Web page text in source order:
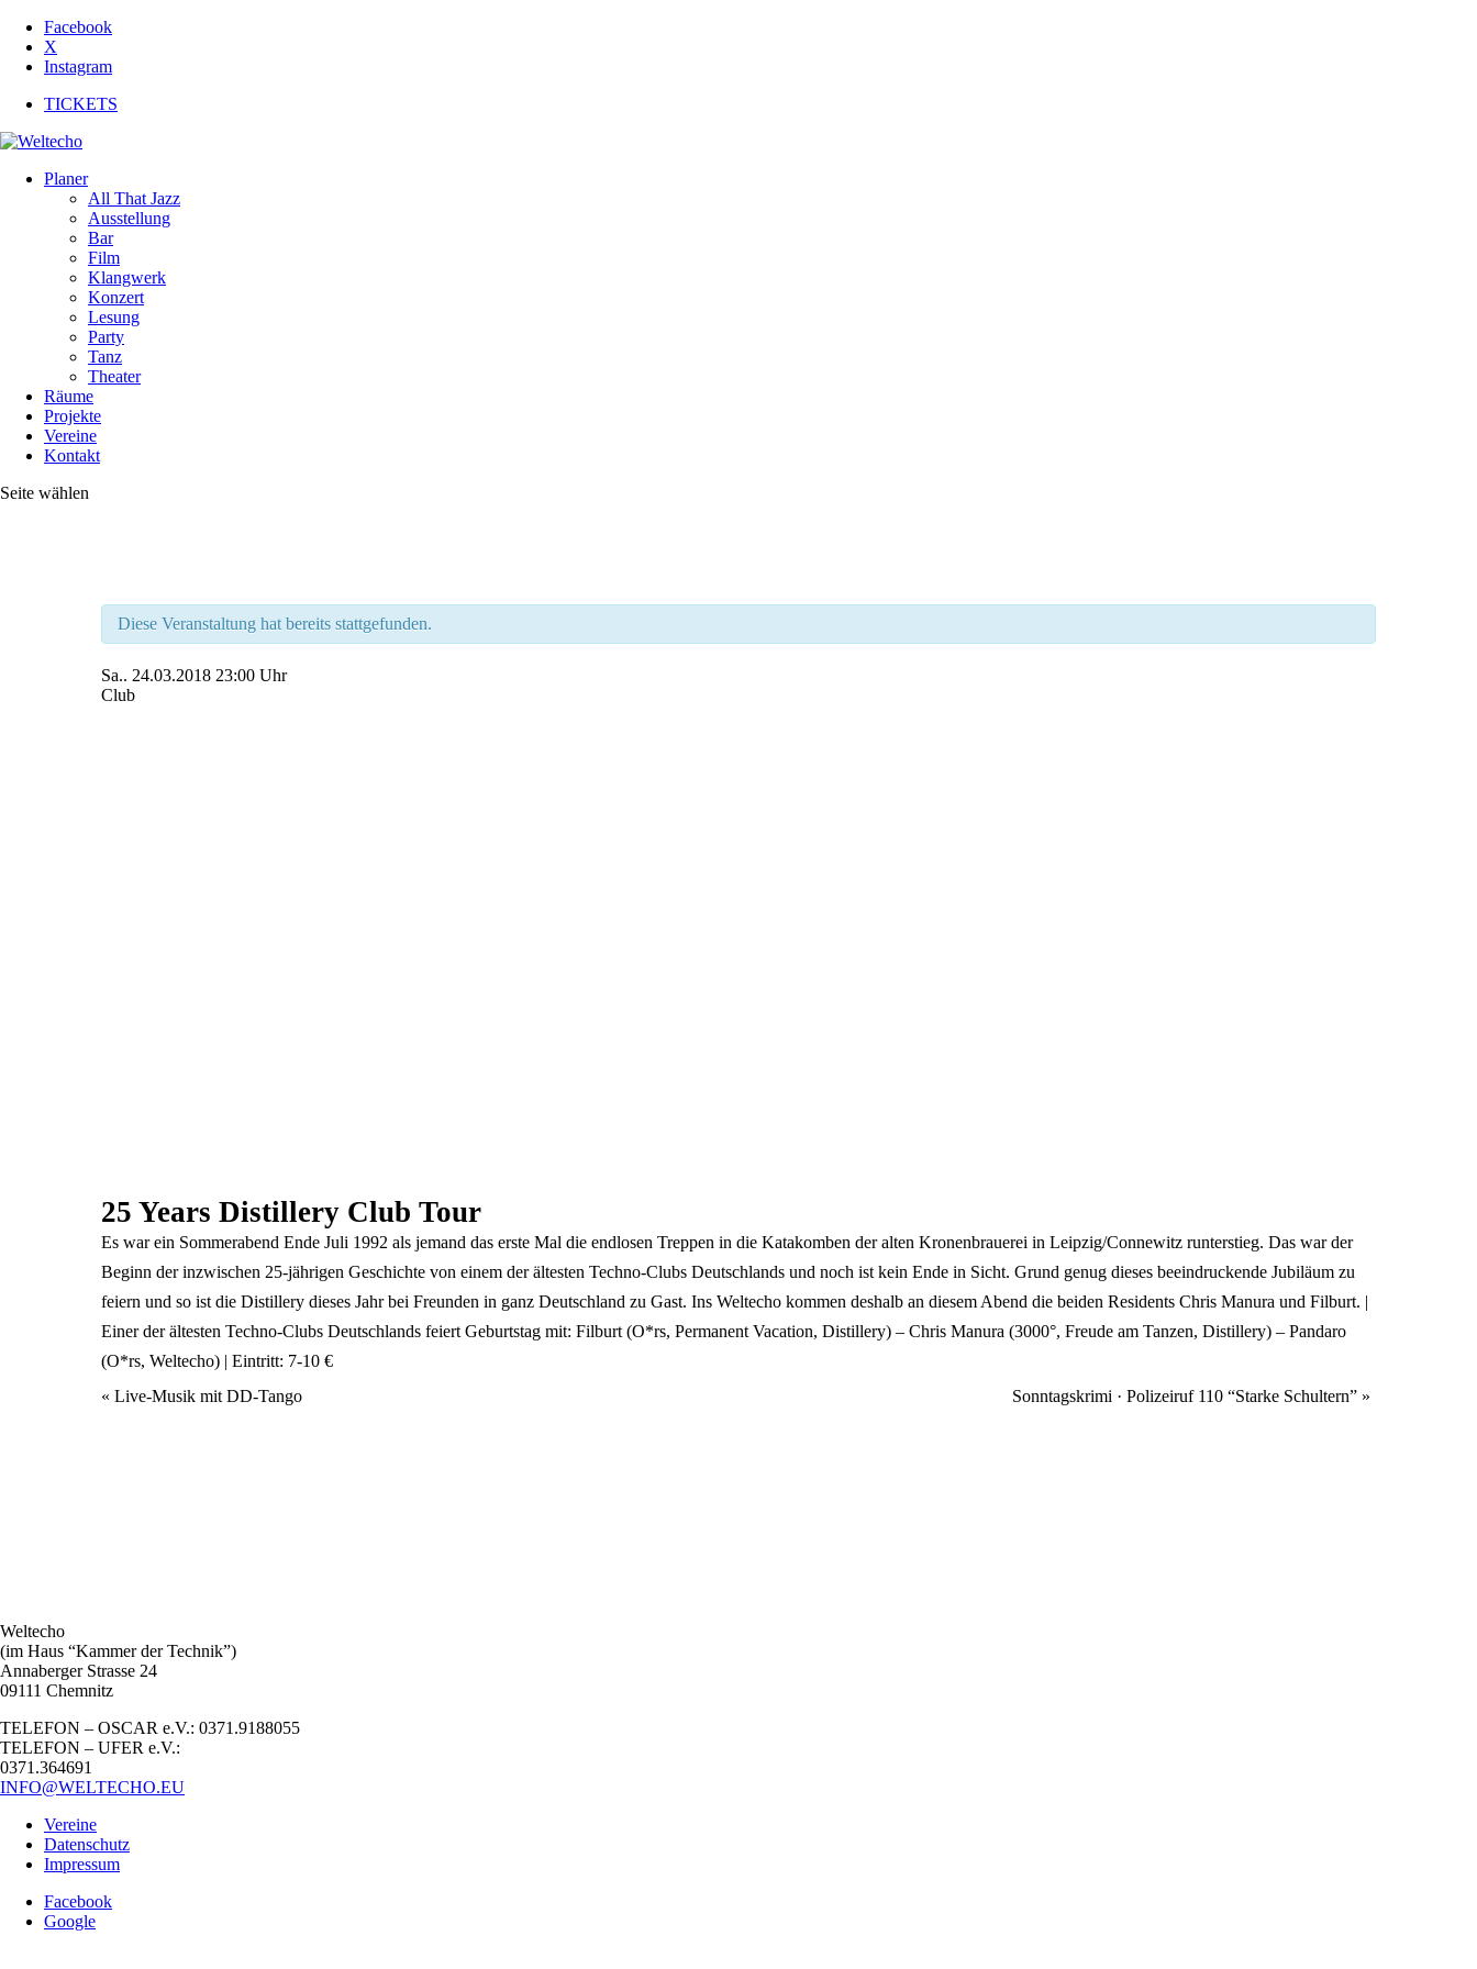
Facebook
X
Instagram
TICKETS
Planer
All That Jazz
Ausstellung
Bar
Film
Klangwerk
Konzert
Lesung
Party
Tanz
Theater
Räume
Projekte
Vereine
Kontakt
Seite wählen
Diese Veranstaltung hat bereits stattgefunden.
Sa.. 24.03.2018 23:00 Uhr
Club
25 Years Distillery Club Tour
Es war ein Sommerabend Ende Juli 1992 als jemand das erste Mal die endlosen Treppen in die Katakomben der alten Kronenbrauerei in Leipzig/Connewitz runterstieg. Das war der
Beginn der inzwischen 25-jährigen Geschichte von einem der ältesten Techno-Clubs Deutschlands und noch ist kein Ende in Sicht. Grund genug dieses beeindruckende Jubiläum zu
feiern und so ist die Distillery dieses Jahr bei Freunden in ganz Deutschland zu Gast. Ins Weltecho kommen deshalb an diesem Abend die beiden Residents Chris Manura und Filburt. |
Einer der ältesten Techno-Clubs Deutschlands feiert Geburtstag mit: Filburt (O*rs, Permanent Vacation, Distillery) – Chris Manura (3000°, Freude am Tanzen, Distillery) – Pandaro
(O*rs, Weltecho) | Eintritt: 7-10 €
Veranstaltung
« Live-Musik mit DD-Tango Sonntagskrimi · Polizeiruf 110 “Starke Schultern” »
Weltecho
(im Haus “Kammer der Technik”)
Annaberger Strasse 24
09111 Chemnitz
TELEFON – OSCAR e.V.: 0371.9188055
TELEFON – UFER e.V.:
0371.364691
INFO@WELTECHO.EU
Vereine
Datenschutz
Impressum
Facebook
Google